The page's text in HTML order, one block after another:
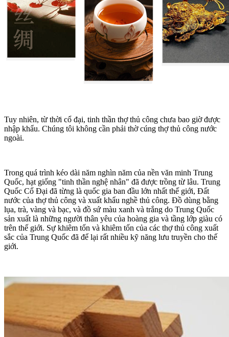
Tuy nhiên, từ thời cổ đại, tinh thần thợ thủ công chưa bao giờ được
nhập khẩu. Chúng tôi không cần phải thờ cúng thợ thủ công nước
ngoài.
Trong quá trình kéo dài năm nghìn năm của nền văn minh Trung
Quốc, hạt giống "tinh thần nghệ nhân" đã được trồng từ lâu. Trung
Quốc Cổ Đại đã từng là quốc gia ban đầu lớn nhất thế giới, Đất
nước của thợ thủ công và xuất khẩu nghề thủ công. Đồ dùng bằng
lụa, trà, vàng và bạc, và đồ sứ màu xanh và trắng do Trung Quốc
sản xuất là những người thân yêu của hoàng gia và tầng lớp giàu có
trên thế giới. Sự khiêm tốn và khiêm tốn của các thợ thủ công xuất
sắc của Trung Quốc đã để lại rất nhiều kỹ năng lưu truyền cho thế
giới.